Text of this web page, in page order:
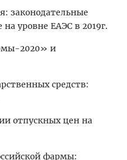
законодательные
уровне ЕАЭС в 2019г.
2020» и
средств:
отпускных цен на
фармы: